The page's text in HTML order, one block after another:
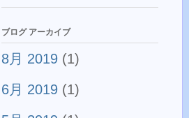
ブログ アーカイブ
8月 2019 (1)
6月 2019 (1)